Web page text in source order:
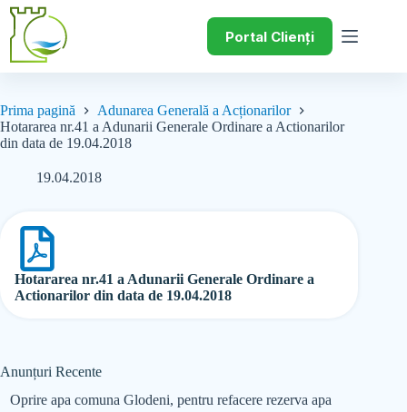
Portal Clienți
Prima pagină
Adunarea Generală a Acționarilor
Hotararea nr.41 a Adunarii Generale Ordinare a Actionarilor
din data de 19.04.2018
19.04.2018
Hotararea nr.41 a Adunarii Generale Ordinare a
Actionarilor din data de 19.04.2018
Anunțuri Recente
Oprire apa comuna Glodeni, pentru refacere rezerva apa